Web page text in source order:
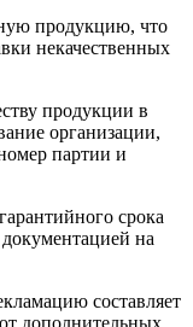
продукцию, что
некачественных
продукции в
организации,
партии и
срока
на
составляет